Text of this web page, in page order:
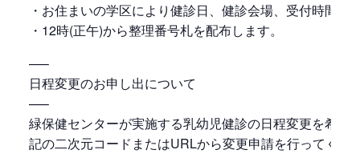
・お住まいの学区により健診日、健診会場、受付時間が
・12時(正午)から整理番号札を配布します。
—–
日程変更のお申し出について
—–
緑保健センターが実施する乳幼児健診の日程変更を希望
記の二次元コードまたはURLから変更申請を行ってくだ